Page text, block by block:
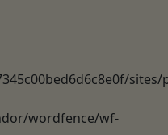
sites/
wordfence/wf-